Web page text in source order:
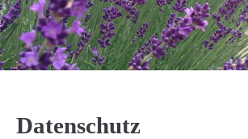
Datenschutz